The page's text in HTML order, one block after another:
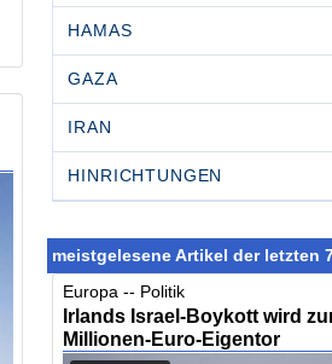
HAMAS
GAZA
IRAN
HINRICHTUNGEN
meistgelesene Artikel der letzten
Europa -- Politik
Irlands Israel-Boykott wird
Millionen-Euro-Eigentor